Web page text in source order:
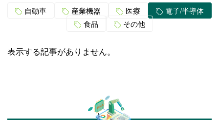
自動車 産業機器 医療
電子/半導体
食品
その他
表示する記事がありません。